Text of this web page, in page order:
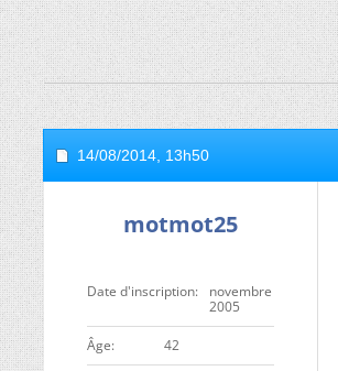
14/08/2014, 13h50
motmot25
Date d'inscription
novembre
2005
ge 42